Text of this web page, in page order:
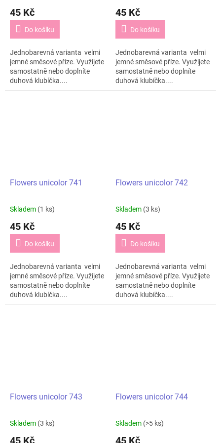
45 Kč
Do košíku
Jednobarevná varianta velmi
jemné směsové příze. Využijete
samostatně nebo doplníte
duhová klubíčka....
45 Kč
Do košíku
Jednobarevná varianta velmi
jemné směsové příze. Využijete
samostatně nebo doplníte
duhová klubíčka....
Flowers unicolor 741
Skladem (1 ks)
45 Kč
Do košíku
Jednobarevná varianta velmi
jemné směsové příze. Využijete
samostatně nebo doplníte
duhová klubíčka....
Flowers unicolor 742
Skladem (3 ks)
45 Kč
Do košíku
Jednobarevná varianta velmi
jemné směsové příze. Využijete
samostatně nebo doplníte
duhová klubíčka....
Flowers unicolor 743
Skladem (3 ks)
45 Kč
Flowers unicolor 744
Skladem (>5 ks)
45 Kč